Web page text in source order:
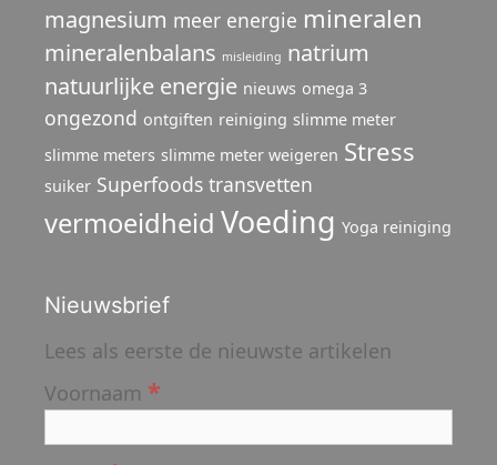
magnesium meer energie mineralen
mineralenbalans misleiding natrium
natuurlijke energie nieuws omega 3
ongezond ontgiften reiniging slimme meter
slimme meters slimme meter weigeren Stress
suiker Superfoods transvetten
vermoeidheid Voeding Yoga reiniging
Nieuwsbrief
Lees als eerste de nieuwste artikelen
Voornaam *